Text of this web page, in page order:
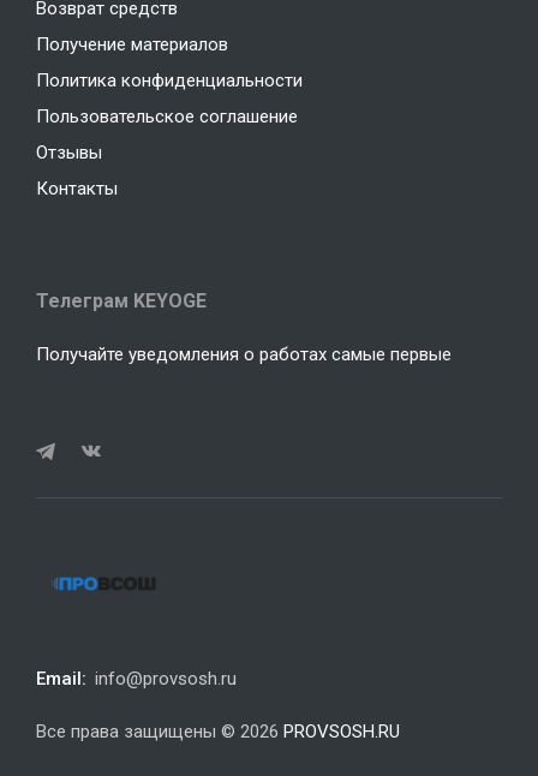
Возврат средств
Получение материалов
Политика конфиденциальности
Пользовательское соглашение
Отзывы
Контакты
Телеграм KEYOGE
Получайте уведомления о работах самые первые
Email: info@provsosh.ru
Все права защищены © 2026 PROVSOSH.RU